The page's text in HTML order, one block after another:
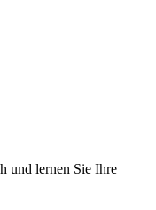
und lernen Sie Ihre